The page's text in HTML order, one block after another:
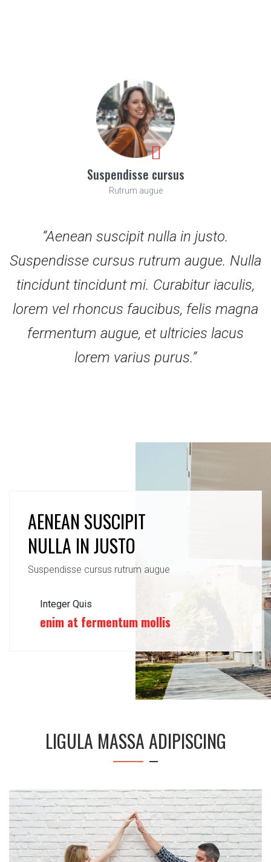
Suspendisse cursus
Rutrum augue
“Aenean suscipit nulla in justo.
Suspendisse cursus rutrum augue. Nulla
tincidunt tincidunt mi. Curabitur iaculis,
lorem vel rhoncus faucibus, felis magna
fermentum augue, et ultricies lacus
lorem varius purus.”
AENEAN SUSCIPIT
NULLA IN JUSTO
Suspendisse cursus rutrum augue
Integer Quis
enim at fermentum mollis
LIGULA MASSA ADIPISCING